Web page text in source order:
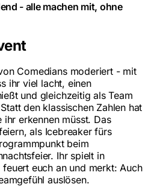
- alle machen mit, ohne
Comedians moderiert - mit
ihr viel lacht, einen
und gleichzeitig als Team
den klassischen Zahlen hat
erkennen müsst. Das
als Icebreaker fürs
beim
Ihr spielt in
euch an und merkt: Auch
auslösen.